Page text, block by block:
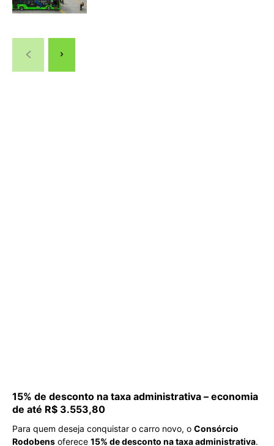
15% de desconto na taxa administrativa – economia
de até R$ 3.553,80
Para quem deseja conquistar o carro novo, o Consórcio
Rodobens oferece 15% de desconto na taxa administrativa.